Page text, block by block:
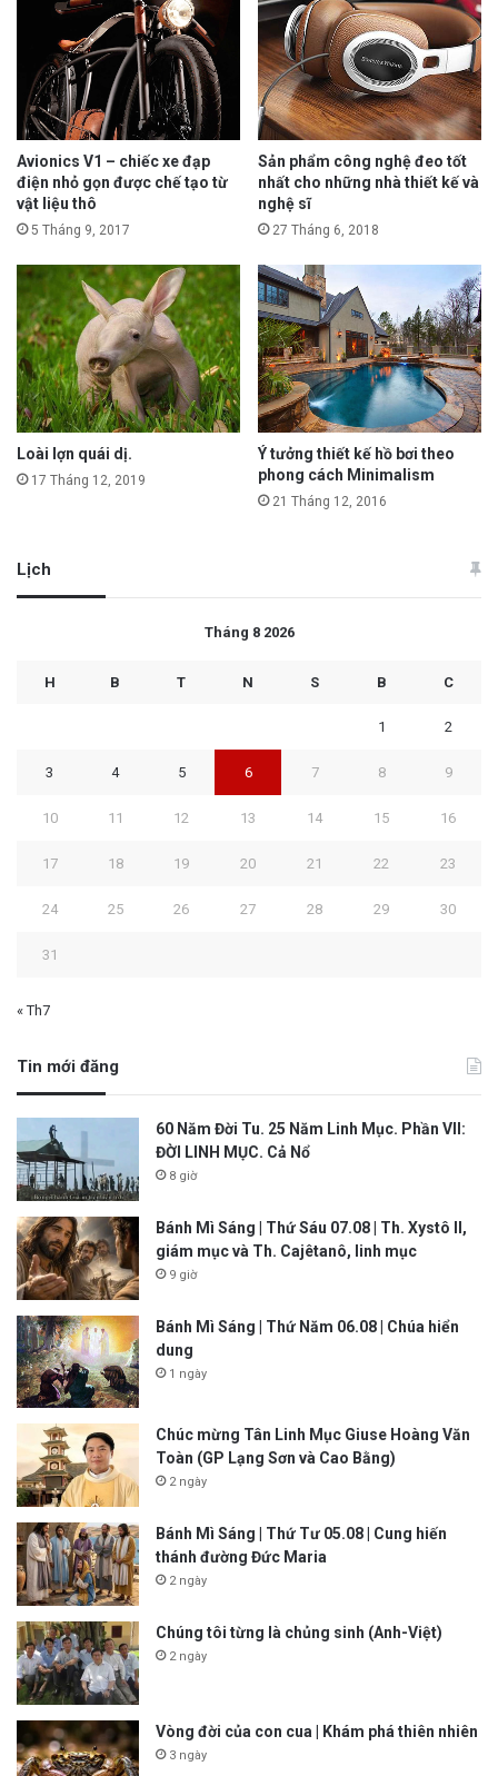
Avionics V1 – chiếc xe đạp
điện nhỏ gọn được chế tạo từ
vật liệu thô
5 Tháng 9, 2017
Sản phẩm công nghệ đeo tốt
nhất cho những nhà thiết kế và
nghệ sĩ
27 Tháng 6, 2018
Loài lợn quái dị.
17 Tháng 12, 2019
Ý tưởng thiết kế hồ bơi theo
phong cách Minimalism
21 Tháng 12, 2016
Lịch
Tháng 8 2026
H B T N S B C
1 2
3 4 5 6 7 8 9
10 11 12 13 14 15 16
17 18 19 20 21 22 23
24 25 26 27 28 29 30
31
« Th7
Tin mới đăng
60 Năm Đời Tu. 25 Năm Linh Mục. Phần VII:
ĐỜI LINH MỤC. Cả Nổ
8 giờ
Bánh Mì Sáng | Thứ Sáu 07.08 | Th. Xystô II,
giám mục và Th. Cajêtanô, linh mục
9 giờ
Bánh Mì Sáng | Thứ Năm 06.08 | Chúa hiển
dung
1 ngày
Chúc mừng Tân Linh Mục Giuse Hoàng Văn
Toàn (GP Lạng Sơn và Cao Bằng)
2 ngày
Bánh Mì Sáng | Thứ Tư 05.08 | Cung hiến
thánh đường Đức Maria
2 ngày
Chúng tôi từng là chủng sinh (Anh-Việt)
2 ngày
Vòng đời của con cua | Khám phá thiên nhiên
3 ngày